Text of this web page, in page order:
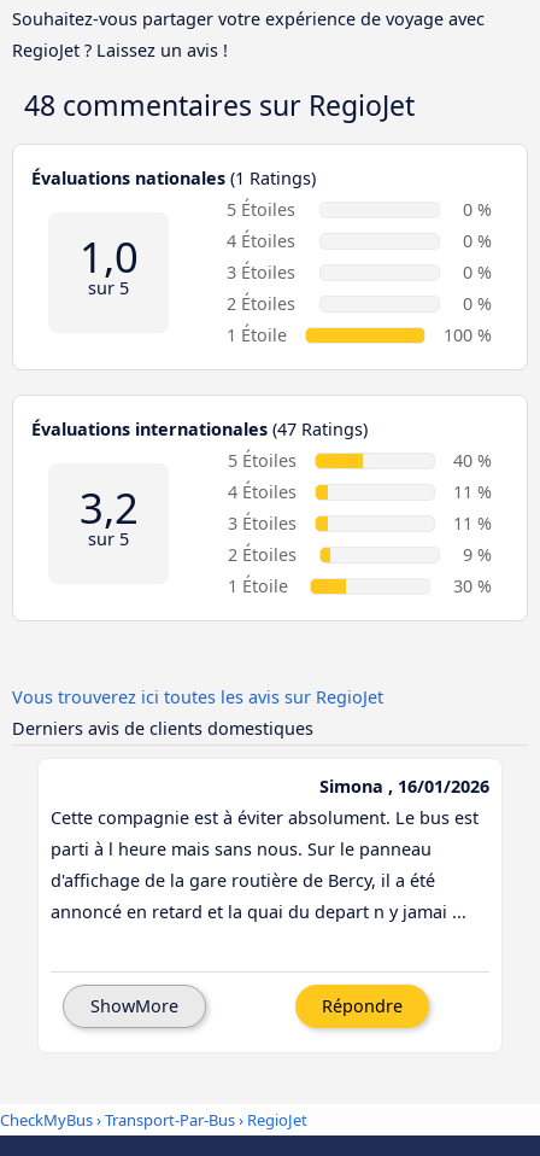
Souhaitez-vous partager votre expérience de voyage avec
RegioJet ? Laissez un avis !
48 commentaires sur RegioJet
Évaluations nationales (1 Ratings)
1,0
sur 5
5 Étoiles
0 %
4 Étoiles
0 %
3 Étoiles
0 %
2 Étoiles
0 %
1 Étoile
100 %
Évaluations internationales (47 Ratings)
3,2
sur 5
5 Étoiles
40 %
4 Étoiles
11 %
3 Étoiles
11 %
2 Étoiles
9 %
1 Étoile
30 %
Vous trouverez ici toutes les avis sur RegioJet
Derniers avis de clients domestiques
Simona , 16/01/2026
Cette compagnie est à éviter absolument. Le bus est
parti à l heure mais sans nous. Sur le panneau
d'affichage de la gare routière de Bercy, il a été
annoncé en retard et la quai du depart n y jamai ...
ShowMore Répondre
CheckMyBus›Transport-Par-Bus› RegioJet